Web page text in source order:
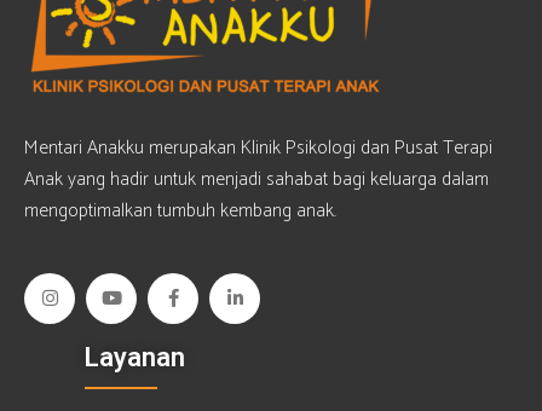
Mentari Anakku merupakan Klinik Psikologi dan Pusat Terapi
Anak yang hadir untuk menjadi sahabat bagi keluarga dalam
mengoptimalkan tumbuh kembang anak.
Layanan